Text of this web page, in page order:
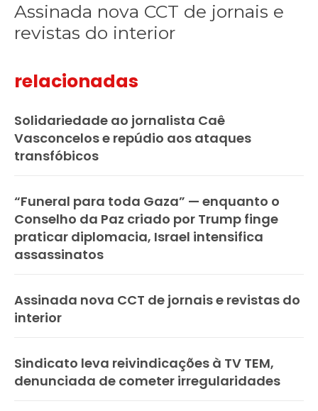
Assinada nova CCT de jornais e
revistas do interior
relacionadas
Solidariedade ao jornalista Caê
Vasconcelos e repúdio aos ataques
transfóbicos
“Funeral para toda Gaza” — enquanto o
Conselho da Paz criado por Trump finge
praticar diplomacia, Israel intensifica
assassinatos
Assinada nova CCT de jornais e revistas do
interior
Sindicato leva reivindicações à TV TEM,
denunciada de cometer irregularidades